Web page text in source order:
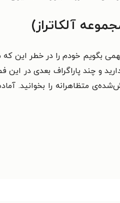
آلکاتراز)
بگویم خودم را در خطر این که
و چند پاراگراف بعدی در این
متظاهرانه را بخوانید.